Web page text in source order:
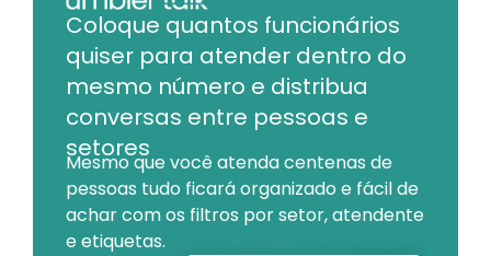
Coloque quantos funcionários
quiser para atender dentro do
mesmo número e distribua
conversas entre pessoas e
setores
Mesmo que você atenda centenas de
pessoas tudo ficará organizado e fácil de
achar com os filtros por setor, atendente
e etiquetas.